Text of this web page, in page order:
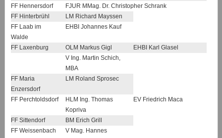
FF Hennersdorf
FJUR MMag. Dr. Christopher Schrank
FF Hinterbrühl
LM Richard Mayssen
FF Laab im
Walde
EHBI Johannes Kauf
FF Laxenburg OLM Markus Gigl
EHBI Karl Glasel
V Ing. Martin Schich,
MBA
FF Maria
Enzersdorf
LM Roland Sprosec
FF Perchtoldsdorf
HLM Ing. Thomas
Kopriva
EV Friedrich Maca
FF Sittendorf
BM Erich Grill
FF Weissenbach
V Mag. Hannes